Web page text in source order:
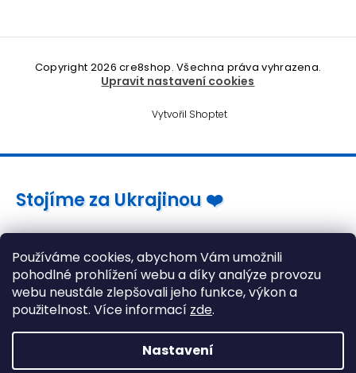
Používáme cookies, abychom Vám umožnili
pohodlné prohlížení webu a díky analýze provozu
webu neustále zlepšovali jeho funkce, výkon a
použitelnost. Více informací zde.
Nastavení
Vytvořil Shoptet
Copyright 2026cre8shop. Všechna práva vyhrazena.
Upravit nastavení cookies
Stojíme za Ukrajinou ❤️
Jak a čím pomoci »